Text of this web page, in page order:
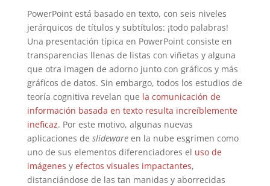
PowerPoint está basado en texto, con seis niveles
jerárquicos de títulos y subtítulos: ¡todo palabras!
Una presentación típica en PowerPoint consiste en
transparencias llenas de listas con viñetas y alguna
que otra imagen de adorno junto con gráficos y más
gráficos de datos. Sin embargo, todos los estudios de
teoría cognitiva revelan que la comunicación de
información basada en texto resulta increíblemente
ineficaz. Por este motivo, algunas nuevas
aplicaciones de slidewareen la nube esgrimen como
uno de sus elementos diferenciadores el uso de
imágenes y efectos visuales impactantes,
distanciándose de las tan manidas y aborrecidas